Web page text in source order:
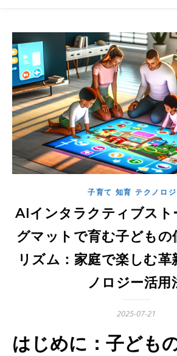
子育て 知育 テクノロ
AIインタラクティブスト
グマットで育む子どもの
リズム：家庭で楽しむ革
ノロジー活用
2025-07-21
はじめに：子ども